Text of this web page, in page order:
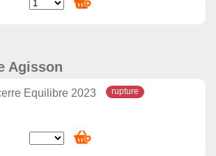
Agisson
Equilibre 2023